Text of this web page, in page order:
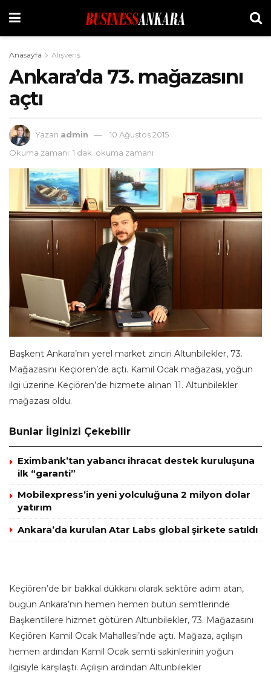
Anasayfa Alışveriş
Ankara’da 73. mağazasını
açtı
Yazan admin
10 Ağustos 2015
Okuma zamanı: 1 dak. okuma zamanı
Başkent Ankara’nın yerel market zinciri Altunbilekler, 73.
Mağazasını Keçiören’de açtı. Kamil Ocak mağazası, yoğun
ilgi üzerine Keçiören’de hizmete alınan 11. Altunbilekler
mağazası oldu.
Bunlar İlginizi Çekebilir
Eximbank’tan yabancı ihracat destek kuruluşuna
ilk “garanti”
Mobilexpress’in yeni yolculuğuna 2 milyon dolar
yatırım
Ankara’da kurulan Atar Labs global şirkete satıldı
Keçiören’de bir bakkal dükkanı olarak sektöre adım atan,
bugün Ankara’nın hemen hemen bütün semtlerinde
Başkentlilere hizmet götüren Altunbilekler, 73. Mağazasını
Keçiören Kamil Ocak Mahallesi’nde açtı. Mağaza, açılışın
hemen ardından Kamil Ocak semti sakinlerinin yoğun
ilgisiyle karşılaştı. Açılışın ardından Altunbilekler